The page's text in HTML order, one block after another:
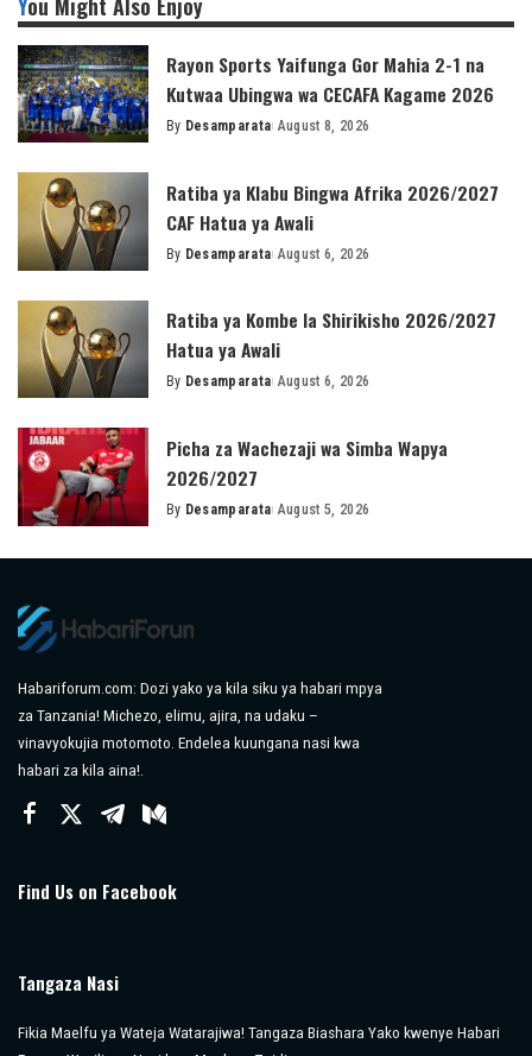
Rayon Sports Yaifunga Gor Mahia 2-1 na
Kutwaa Ubingwa wa CECAFA Kagame 2026
Posted
By Desamparata August 8, 2026
Ratiba ya Klabu Bingwa Afrika 2026/2027
CAF Hatua ya Awali
Posted
By Desamparata August 6, 2026
Ratiba ya Kombe la Shirikisho 2026/2027
Hatua ya Awali
Posted
By Desamparata August 6, 2026
Picha za Wachezaji wa Simba Wapya
2026/2027
Posted
By Desamparata August 5, 2026
Habariforum.com: Dozi yako ya kila siku ya habari mpya
za Tanzania! Michezo, elimu, ajira, na udaku –
vinavyokujia motomoto. Endelea kuungana nasi kwa
habari za kila aina!.
Find Us on Facebook
Tangaza Nasi
Fikia Maelfu ya Wateja Watarajiwa! Tangaza Biashara Yako kwenye Habari